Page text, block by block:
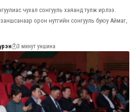
чухал сонгууль хаяанд тулж ирлээ.
орон нутгийн сонгууль буюу Аймаг,
3 минут уншина